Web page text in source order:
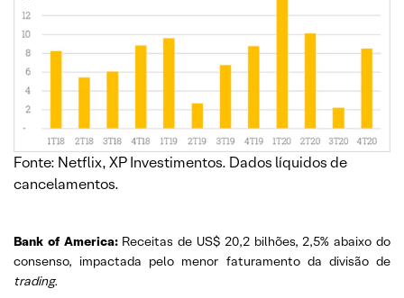
Fonte: Netflix, XP Investimentos. Dados líquidos de
cancelamentos.
Bank of America: Receitas de US$ 20,2 bilhões, 2,5% abaixo do
consenso, impactada pelo menor faturamento da divisão de
trading.